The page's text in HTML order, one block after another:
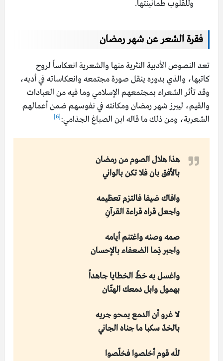
وللقلوب طمأنينتها.
فقرة الشعر عن شهر رمضان
تعد النصوص الأدبية النثرية منها والشعرية انعكاساً لروح
كاتبها، والذي بدوره ينقل صورة مجتمعه وانعكاساته في أدبه،
وقد تأثر الشعراء بمجتمعهم الإسلامي وما فيه من العبادات
والقيم، ليبرز شهر رمضان ومكانته في نفوسهم ضمن أعمالهم
الشعرية، ومن ذلك ما قاله ابن الصباغ الجذامي:[6]
هذا هلال الصوم من رمضان
بالأفق بان فلا تكن بالواني
وافاك ضيفا فالتزم تعظيمه
واجعل قراه قراءة القرآنِ
صمه وصنه واغتنم أيامه
واجبر ذِما الضعفاء بالإحسان
واغسل به خطّ الخطايا جاهداً
بهمول وابل دمعك الهتّان
لا غرو أن الدمع يمحو جريه
بالخدّ سكبا ما جناه الجاني
للَه قوم أخلصوا فخلّصوا